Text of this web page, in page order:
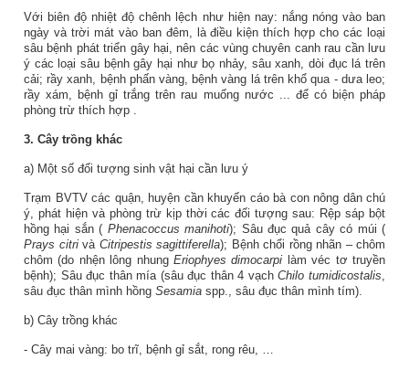
Với biên độ nhiệt độ chênh lệch như hiện nay: nắng nóng vào ban
ngày và trời mát vào ban đêm, là điều kiện thích hợp cho các loại
sâu bệnh phát triển gây hại, nên các vùng chuyên canh rau cần lưu
ý các loại sâu bệnh gây hại như bọ nhảy, sâu xanh, dòi đục lá trên
cải; rầy xanh, bệnh phấn vàng, bệnh vàng lá trên khổ qua - dưa leo;
rầy xám, bệnh gỉ trắng trên rau muống nước ... để có biện pháp
phòng trừ thích hợp
3. Cây trồng khác
a) Một số đối tượng sinh vật hại cần lưu ý
Trạm BVTV các quận, huyện cần khuyến cáo bà con nông dân chú
ý, phát hiện và phòng trừ kịp thời các đối tượng sau: Rệp sáp bột
hồng hại sắn ( Phenacoccus manihoti); Sâu đục quả cây có múi (
Prays citrivà Citripestis sagittiferella); Bệnh chổi rồng nhãn – chôm
chôm (do nhện lông nhung Eriophyes dimocarpi làm véc tơ truyền
bệnh); Sâu đục thân mía (sâu đục thân 4 vạchChilo tumidicostalis
sâu đục thân mình hồng Sesamia spp., sâu đục thân mình tím).
b) Cây trồng khác
- Cây mai vàng: bo trĩ, bệnh gỉ sắt, rong rêu, …